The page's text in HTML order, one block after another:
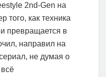
2nd-Gen на
того, как техника
превращается в
направил на
не думая о